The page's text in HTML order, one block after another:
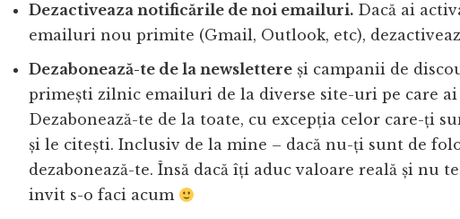
Dezactiveaza notificările de noi emailuri. Dacă ai
emailuri nou primite (Gmail, Outlook, etc),
Dezabonează-te de la newslettere și campanii de
primești zilnic emailuri de la diverse site-uri pe care ai
Dezabonează-te de la toate, cu excepția celor care-ți
și le citești. Inclusiv de la mine – dacă nu-ți sunt de
dezabonează-te. Însă dacă îți aduc valoare reală și nu
invit s-o faci acum